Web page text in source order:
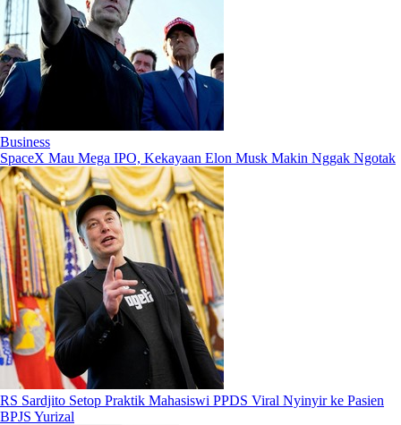
Business
SpaceX Mau Mega IPO, Kekayaan Elon Musk Makin Nggak Ngotak
RS Sardjito Setop Praktik Mahasiswi PPDS Viral Nyinyir ke Pasien
BPJS Yurizal